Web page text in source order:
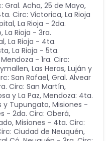
Gral. Acha, 25 de Mayo,
Circ: Victorica, La Rioja
, La Rioja - 2da.
, La Rioja - 3ra.
, La Rioja - 4ta.
, La Rioja - 5ta.
Mendoza - 1ra. Circ:
Las Heras, Luján y
San Rafael, Gral. Alvear
Circ: San Martín,
y La Paz, Mendoza: 4ta.
y Tupungato, Misiones -
- 2da. Circ: Oberá,
, Misiones - 4ta. Circ:
Ciudad de Neuquén,